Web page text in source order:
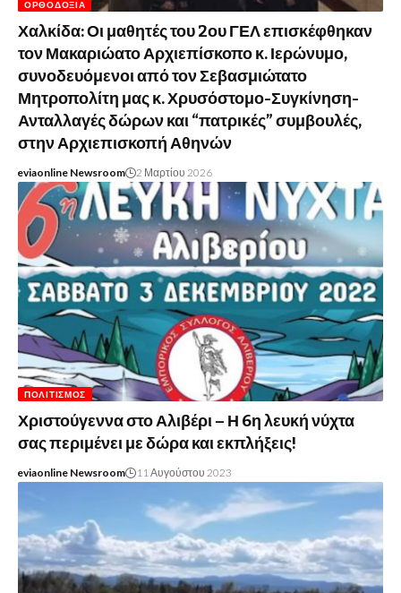
ΟΡΘΟΔΟΞΊΑ
Χαλκίδα: Οι μαθητές του 2ου ΓΕΛ επισκέφθηκαν
τον Μακαριώατο Αρχιεπίσκοπο κ. Ιερώνυμο,
συνοδευόμενοι από τον Σεβασμιώτατο
Μητροπολίτη μας κ. Χρυσόστομο-Συγκίνηση-
Ανταλλαγές δώρων και “πατρικές” συμβουλές,
στην Αρχιεπισκοπή Αθηνών
eviaonline Newsroom 2 Μαρτίου 2026
ΠΟΛΙΤΙΣΜΌΣ
Χριστούγεννα στο Αλιβέρι – Η 6η λευκή νύχτα
σας περιμένει με δώρα και εκπλήξεις!
eviaonline Newsroom 11 Αυγούστου 2023